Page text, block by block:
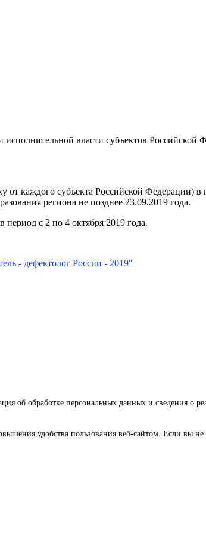
власти субъектов
от каждого субъекта Российской Федерации)
региона не позднее 23.09.2019 года.
период с 2 по 4 октября 2019 года.
- дефектолог России - 2019"
об обработке персональных данных и сведения о
удобства пользования веб-сайтом. Если вы